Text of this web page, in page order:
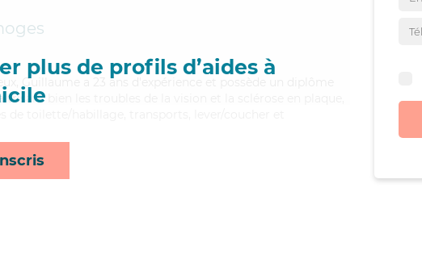
plus de profils d’aides à
Guillaume a 23 ans d'expérience et possède un diplôme
bien les troubles de la vision et la sclérose en plaque,